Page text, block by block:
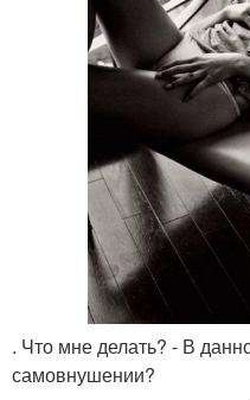
. Что мне делать? - В
самовнушении?